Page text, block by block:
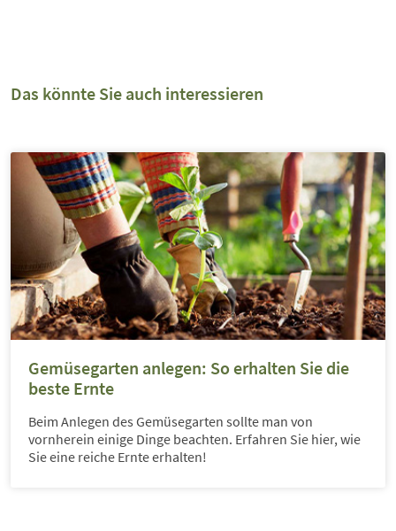
Das könnte Sie auch interessieren
Gemüsegarten anlegen: So erhalten Sie die
beste Ernte
Beim Anlegen des Gemüsegarten sollte man von
vornherein einige Dinge beachten. Erfahren Sie hier, wie
Sie eine reiche Ernte erhalten!